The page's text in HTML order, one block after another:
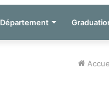
Département